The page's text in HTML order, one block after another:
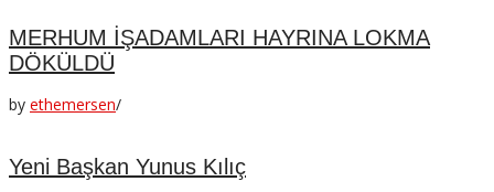
MERHUM İŞADAMLARI HAYRINA LOKMA
DÖKÜLDÜ
by ethemersen/
Yeni Başkan Yunus Kılıç